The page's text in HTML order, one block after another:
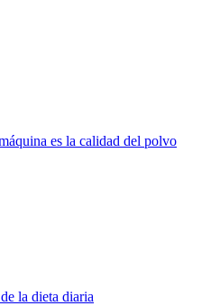
es la calidad del polvo
la dieta diaria